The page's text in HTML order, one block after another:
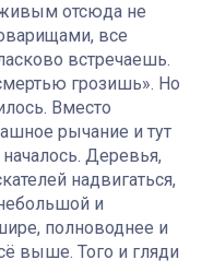
живым отсюда не
все
встречаешь.
грозишь». Но
Вместо
рычание и тут
Деревья,
надвигаться,
и
полноводнее и
выше. Того и гляди